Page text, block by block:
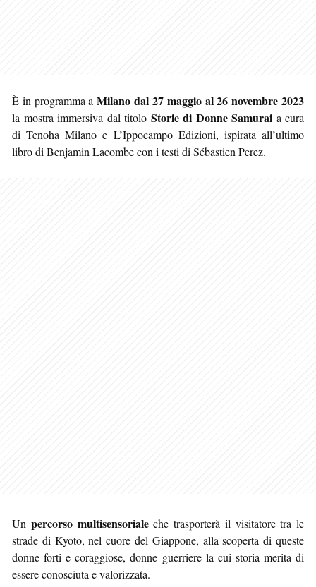
È in programma aMilano dal 27 maggio al 26 novembre 2023
la mostra immersiva dal titolo Storie di Donne Samurai a cura
di Tenoha Milano e L’Ippocampo Edizioni, ispirata all’ultimo
libro di Benjamin Lacombe con i testi di Sébastien Perez.
Un percorso multisensorialeche trasporterà il visitatore tra le
strade di Kyoto, nel cuore del Giappone, alla scoperta di queste
donne forti e coraggiose, donne guerriere la cui storia merita di
essere conosciuta e valorizzata.